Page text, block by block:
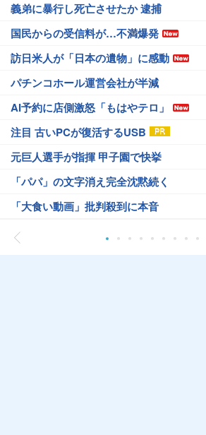
義弟に暴行し死亡させたか 逮捕
国民からの受信料が…不満爆発
訪日米人が「日本の遺物」に感動
パチンコホール運営会社が半減
AI予約に店側激怒「もはやテロ」
注目 古いPCが復活するUSB
元巨人選手が指揮 甲子園で快挙
「パパ」の文字消え完全沈黙続く
「大食い動画」批判殺到に本音